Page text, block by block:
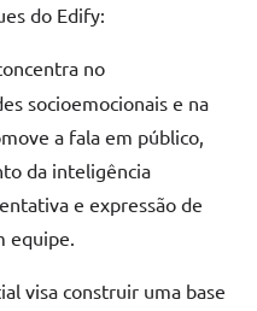
do Edify:
no
socioemocionais e na
a fala em público,
da inteligência
e expressão de
equipe.
visa construir uma base